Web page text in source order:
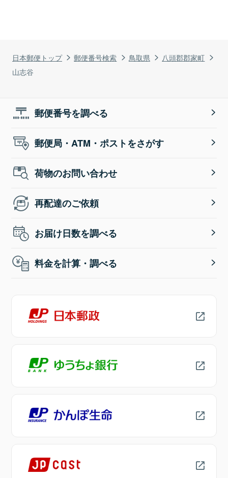
日本郵便トップ 郵便番号検索 鳥取県
八頭郡郡家町
山志谷
郵便番号を調べる
郵便局・ATM・ポストをさがす
荷物のお問い合わせ
再配達のご依頼
お届け日数を調べる
料金を計算・調べる